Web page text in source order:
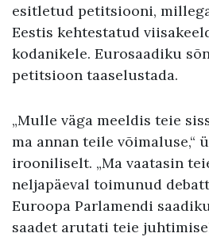
esitletud petitsiooni,
Eestis kehtestatud
kodanikele. Eurosaadiku
petitsioon taaselustada.
„Mulle väga meeldis teie
ma annan teile võimaluse,“
irooniliselt. „Ma vaatasin
neljapäeval toimunud
Euroopa Parlamendi
saadet arutati teie